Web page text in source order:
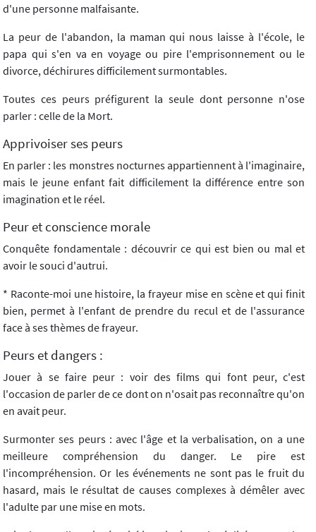
d'une personne malfaisante.
La peur de l'abandon, la maman qui nous laisse à l'école, le
papa qui s'en va en voyage ou pire l'emprisonnement ou le
divorce, déchirures difficilement surmontables.
Toutes ces peurs préfigurent la seule dont personne n'ose
parler : celle de la Mort.
Apprivoiser ses peurs
En parler : les monstres nocturnes appartiennent à l'imaginaire,
mais le jeune enfant fait difficilement la différence entre son
imagination et le réel.
Peur et conscience morale
Conquête fondamentale : découvrir ce qui est bien ou mal et
avoir le souci d'autrui.
* Raconte-moi une histoire, la frayeur mise en scène et qui finit
bien, permet à l'enfant de prendre du recul et de l'assurance
face à ses thèmes de frayeur.
Peurs et dangers :
Jouer à se faire peur : voir des films qui font peur, c'est
l'occasion de parler de ce dont on n'osait pas reconnaître qu'on
en avait peur.
Surmonter ses peurs : avec l'âge et la verbalisation, on a une
meilleure compréhension du danger. Le pire est
l'incompréhension. Or les événements ne sont pas le fruit du
hasard, mais le résultat de causes complexes à démêler avec
l'adulte par une mise en mots.